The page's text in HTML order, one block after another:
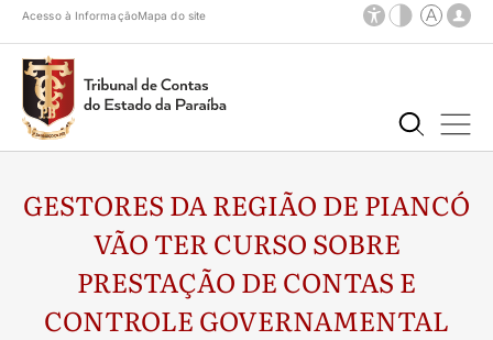
Acesso à InformaçãoMapa do site
GESTORES DA REGIÃO DE PIANCÓ
VÃO TER CURSO SOBRE
PRESTAÇÃO DE CONTAS E
CONTROLE GOVERNAMENTAL